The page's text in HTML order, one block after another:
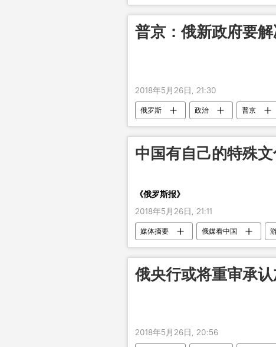
普京：俄新政府要
2018年5月26日, 21:30
俄罗斯 政治 普京
中国有自己的特殊
《俄罗斯报》
2018年5月26日, 21:11
媒体摘要 俄媒看中国
社会
俄央行或将重审承
2018年5月26日, 20:56